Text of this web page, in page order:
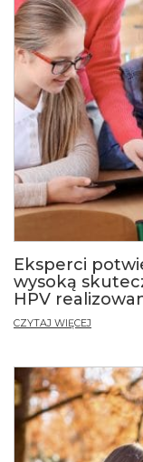
for measles
Bull. 2009;20(5-
Barrabeig I. i
vaccination for
Infect Dis J.
Eksperci
wysoką
HPV
CZYTAJ WIĘCEJ